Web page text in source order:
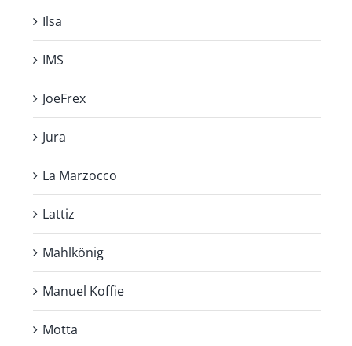
Ilsa
IMS
JoeFrex
Jura
La Marzocco
Lattiz
Mahlkönig
Manuel Koffie
Motta